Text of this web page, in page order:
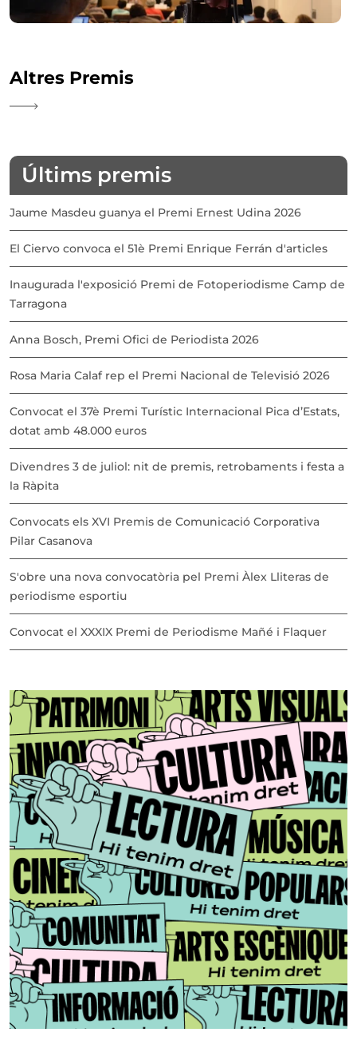
Altres Premis
Últims premis
Jaume Masdeu guanya el Premi Ernest Udina 2026
El Ciervo convoca el 51è Premi Enrique Ferrán d'articles
Inaugurada l'exposició Premi de Fotoperiodisme Camp de
Tarragona
Anna Bosch, Premi Ofici de Periodista 2026
Rosa Maria Calaf rep el Premi Nacional de Televisió 2026
Convocat el 37è Premi Turístic Internacional Pica d’Estats,
dotat amb 48.000 euros
Divendres 3 de juliol: nit de premis, retrobaments i festa a
la Ràpita
Convocats els XVI Premis de Comunicació Corporativa
Pilar Casanova
S'obre una nova convocatòria pel Premi Àlex Lliteras de
periodisme esportiu
Convocat el XXXIX Premi de Periodisme Mañé i Flaquer